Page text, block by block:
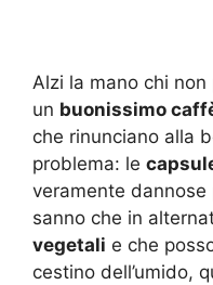
Alzi la mano chi
un buonissimo
che rinunciano alla
problema: le
veramente dannose
sanno che in
vegetali e che
cestino dell’umido,